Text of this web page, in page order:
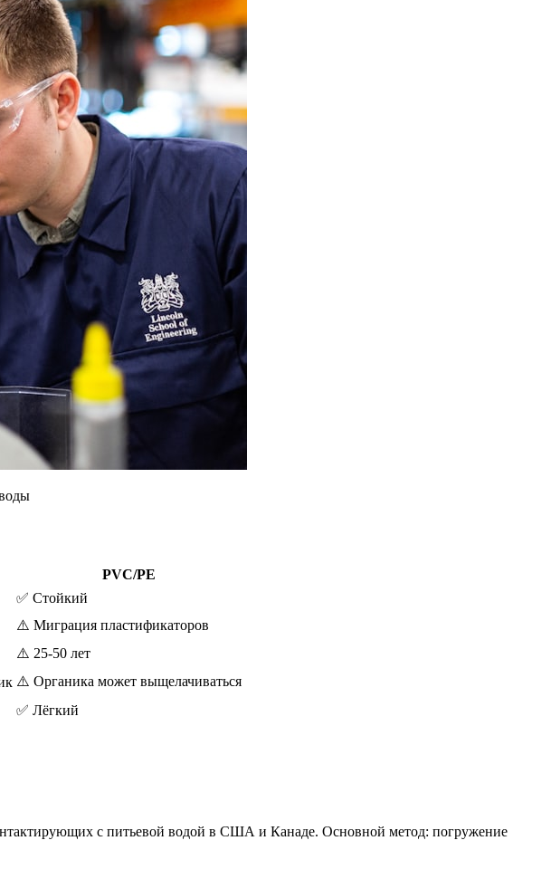
PVC/PE
✅ Стойкий
⚠️ Миграция пластификаторов
⚠️ 25-50 лет
⚠️ Органика может выщелачиваться
✅ Лёгкий
с питьевой водой в США и Канаде. Основной метод: погружение